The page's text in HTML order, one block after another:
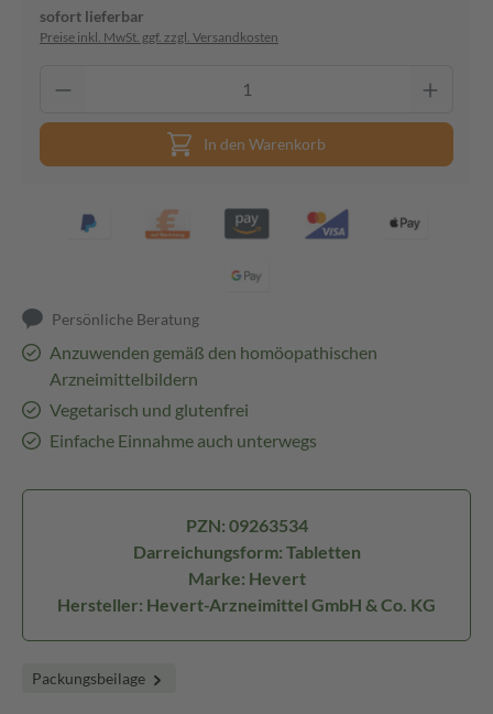
sofort lieferbar
Preise inkl. MwSt. ggf. zzgl. Versandkosten
In den Warenkorb
Persönliche Beratung
Anzuwenden gemäß den homöopathischen
Arzneimittelbildern
Vegetarisch und glutenfrei
Einfache Einnahme auch unterwegs
PZN: 09263534
Darreichungsform: Tabletten
Marke: Hevert
Hersteller: Hevert-Arzneimittel GmbH & Co. KG
Packungsbeilage